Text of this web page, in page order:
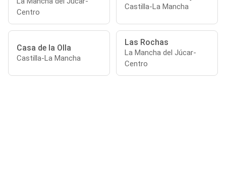
Centro
Castilla-La Mancha
Casa de la Olla
Castilla-La Mancha
Las Rochas
La Mancha del Júcar-
Centro